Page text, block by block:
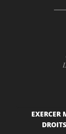
EXERCER
DROITS